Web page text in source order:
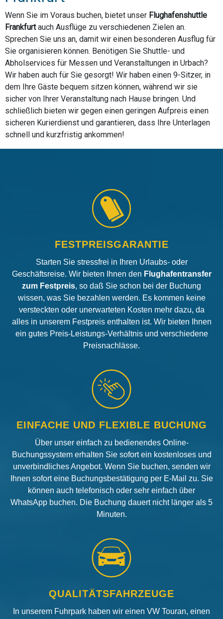
Wenn Sie im Voraus buchen, bietet unser Flughafenshuttle
Frankfurtauch Ausflüge zu verschiedenen Zielen an.
Sprechen Sie uns an, damit wir einen besonderen Ausflug für
Sie organisieren können. Benötigen Sie Shuttle- und
Abholservices für Messen und Veranstaltungen in Urbach?
Wir haben auch für Sie gesorgt! Wir haben einen 9-Sitzer, in
dem Ihre Gäste bequem sitzen können, während wir sie
sicher von Ihrer Veranstaltung nach Hause bringen. Und
schließlich bieten wir gegen einen geringen Aufpreis einen
sicheren Kurierdienst und garantieren, dass Ihre Unterlagen
schnell und kurzfristig ankommen!
FESTPREISGARANTIE
Starten Sie stressfrei in Ihren Urlaubs- oder
Geschäftsreise. Wir bieten Ihnen den Flughafentransfer
zum Festpreis, so daß Sie schon bei der Buchung
wissen, was Sie bezahlen werden. Es kommen keine
versteckten oder unerwarteten Kosten mehr dazu, da
alles in unserem Festpreis enthalten ist. Wir bieten Ihnen
ein gutes Preis-Leistungs-Verhältnis und verschiedene
Preisnachlässe.
EINFACHE UND FLEXIBLE BUCHUNG
Über unser einfach zu bedienendes Online-
Buchungssystem erhalten Sie sofort ein kostenloses und
unverbindliches Angebot. Wenn Sie buchen, senden wir
Ihnen sofort eine Buchungsbestätigung per E-Mail zu. Sie
können auch telefonisch oder sehr einfach über
WhatsApp buchen. Die Buchung dauert nicht länger als 5
Minuten.
QUALITÄTSFAHRZEUGE
In unserem Fuhrpark haben wir einen VW Touran, einen